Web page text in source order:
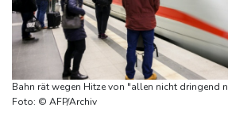
Röwekamp: Innenministerium muss
zuständig sein
Trump unternimmt neuen Vorstoß im
Staatsbürgerschaft
Erdogan reist zu Dreier-Gipfel mit
Bahn rät wegen Hitze von "allen nicht dringend
Foto: © AFP/Archiv